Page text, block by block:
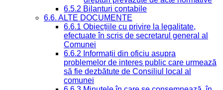
6.5.2 Bilanturi contabile
6.6. ALTE DOCUMENTE
6.6.1 Obiecțiile cu privire la legalitate,
efectuate în scris de secretarul general al
Comunei
6.6.2 Informații din oficiu asupra
problemelor de interes public care urmează
să fie dezbătute de Consiliul local al
comunei